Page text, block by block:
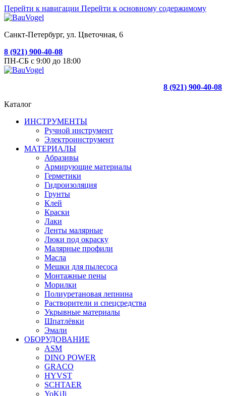
Перейти к навигации Перейти к основному содержимому
Санкт-Петербург, ул. Цветочная, 6
8 (921) 900-40-08
ПН-СБ с 9:00 до 18:00
8 (921) 900-40-08
Каталог
ИНСТРУМЕНТЫ
Ручной инструмент
Электроинструмент
МАТЕРИАЛЫ
Абразивы
Армирующие материалы
Герметики
Гидроизоляция
Грунты
Клей
Краски
Лаки
Ленты малярные
Люки под окраску
Малярные профили
Масла
Мешки для пылесоса
Монтажные пены
Морилки
Полиуретановая лепнина
Растворители и спецсредства
Укрывные материалы
Шпатлёвки
Эмали
ОБОРУДОВАНИЕ
ASM
DINO POWER
GRACO
HYVST
SCHTAER
YoKiJi